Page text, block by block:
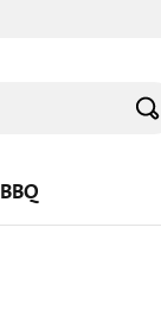
BBQ